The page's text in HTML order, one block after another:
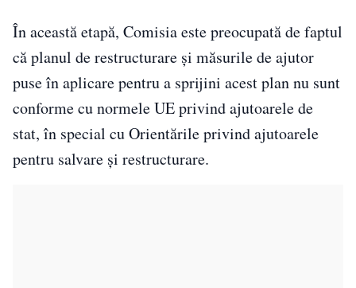
În această etapă, Comisia este preocupată de faptul
că planul de restructurare şi măsurile de ajutor
puse în aplicare pentru a sprijini acest plan nu sunt
conforme cu normele UE privind ajutoarele de
stat, în special cu Orientările privind ajutoarele
pentru salvare şi restructurare.